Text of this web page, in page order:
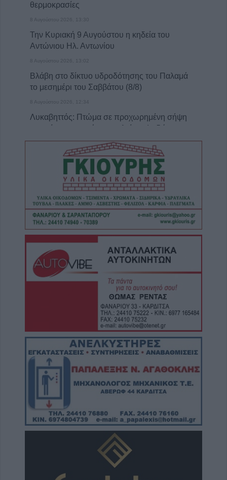
θερμοκρασίες
8 Αυγούστου 2026, 13:30
Την Κυριακή 9 Αυγούστου η κηδεία του
Αντώνιου Ηλ. Αντωνίου
8 Αυγούστου 2026, 13:02
Βλάβη στο δίκτυο υδροδότησης του Παλαμά
το μεσημέρι του Σαββάτου (8/8)
8 Αυγούστου 2026, 12:34
Λυκαβηττός: Πτώμα σε προχωρημένη σήψη
εντοπίστηκε κοντά στους Αγίους Ισιδώρους
Απάτη με πρόσχημα τη διακοπή ρεύματος
στη Φαρκαδόνα – 1.500 ευρώ και
κοσμήματα
8 Αυγούστου 2026, 12:23
“Take a break…. μ’ έναν απολαυστικό king
coffee!”
Συλλυπητήριο μήνυμα της Ν.Ε. ΣΥΡΙΖΑ-ΠΣ
Καρδίτσας για την απώλεια του Λεωνίδα
Μητρίτσα
Την Κυριακή 9 Αυγούστου η κηδεία της
Προσωρινή διακοπή νερού από τη ΔΕΥΑΚ
λόγω βλάβης στο κέντρο της Καρδίτσας
8 Αυγούστου 2026, 11:27
Τρίκαλα: Στα 1.352 μέτρα, δημιουργήθηκε
ένας μοναδικός χώρος αναψυχής στο
υψηλότερο χωριό της Θεσσαλίας, το Στεφάνι
8 Αυγούστου 2026, 10:34
Κων. Λαμπρόπουλος: Με άδεια κατάληψης
κοινόχρηστων χώρων η συντριπτική
πλειοψηφία των καταστημάτων
8 Αυγούστου 2026, 10:29